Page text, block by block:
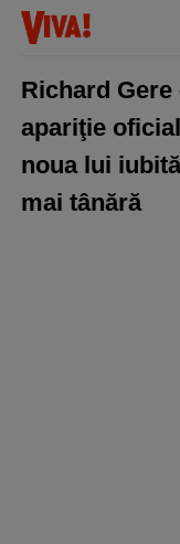
Richard Gere
apariţie
noua lui
mai tânără